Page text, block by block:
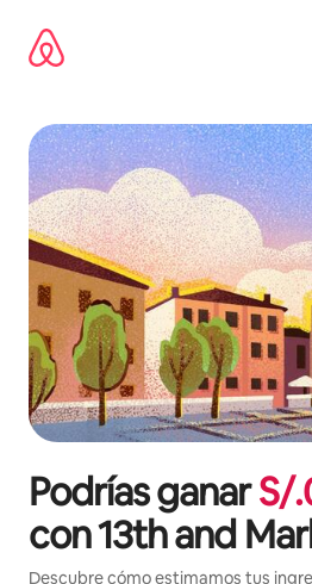
contenido
Podrías ganarS/.
con13th and
Descubre cómo estimamos tus